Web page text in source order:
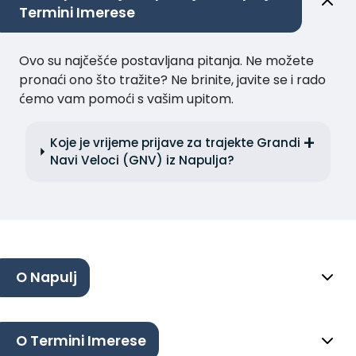
Termini Imerese
Ovo su najčešće postavljana pitanja. Ne možete
pronaći ono što tražite? Ne brinite, javite se i rado
ćemo vam pomoći s vašim upitom.
Koje je vrijeme prijave za trajekte Grandi
Navi Veloci (GNV) iz Napulja?
O Napulj
O Termini Imerese